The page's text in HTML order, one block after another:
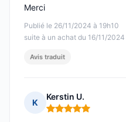
Publié le 26/11/2024 à 19h10
suite à un achat du 16/11/2024
Merci
Avis traduit
K
Kerstin U.
Note : 5 sur 5